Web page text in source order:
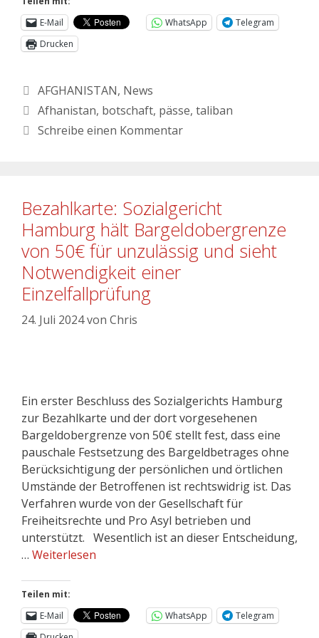
E-Mail
WhatsApp
Telegram
Drucken
AFGHANISTAN, News
Afhanistan, botschaft, pässe, taliban
Schreibe einen Kommentar
Bezahlkarte: Sozialgericht
Hamburg hält Bargeldobergrenze
von 50€ für unzulässig und sieht
Notwendigkeit einer
Einzelfallprüfung
24. Juli 2024von Chris
Ein erster Beschluss des Sozialgerichts Hamburg
zur Bezahlkarte und der dort vorgesehenen
Bargeldobergrenze von 50€ stellt fest, dass eine
pauschale Festsetzung des Bargeldbetrages ohne
Berücksichtigung der persönlichen und örtlichen
Umstände der Betroffenen ist rechtswidrig ist. Das
Verfahren wurde von der Gesellschaft für
Freiheitsrechte und Pro Asyl betrieben und
unterstützt. Wesentlich ist an dieser Entscheidung,
… Weiterlesen
Teilen mit:
E-Mail
WhatsApp
Telegram